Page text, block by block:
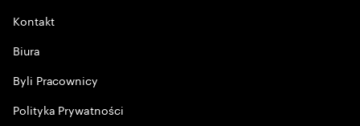
Kontakt
Biura
Byli Pracownicy
Polityka Prywatności